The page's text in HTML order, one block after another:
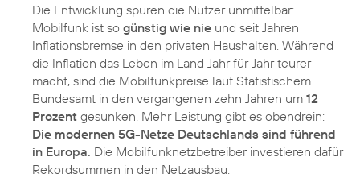
Die Entwicklung spüren die Nutzer unmittelbar:
Mobilfunk ist so günstig wie nie und seit Jahren
Inflationsbremse in den privaten Haushalten. Während
die Inflation das Leben im Land Jahr für Jahr teurer
macht, sind die Mobilfunkpreise laut Statistischem
Bundesamt in den vergangenen zehn Jahren um 12
Prozent gesunken. Mehr Leistung gibt es obendrein:
Die modernen 5G-Netze Deutschlands sind führend
in Europa. Die Mobilfunknetzbetreiber investieren dafür
Rekordsummen in den Netzausbau.